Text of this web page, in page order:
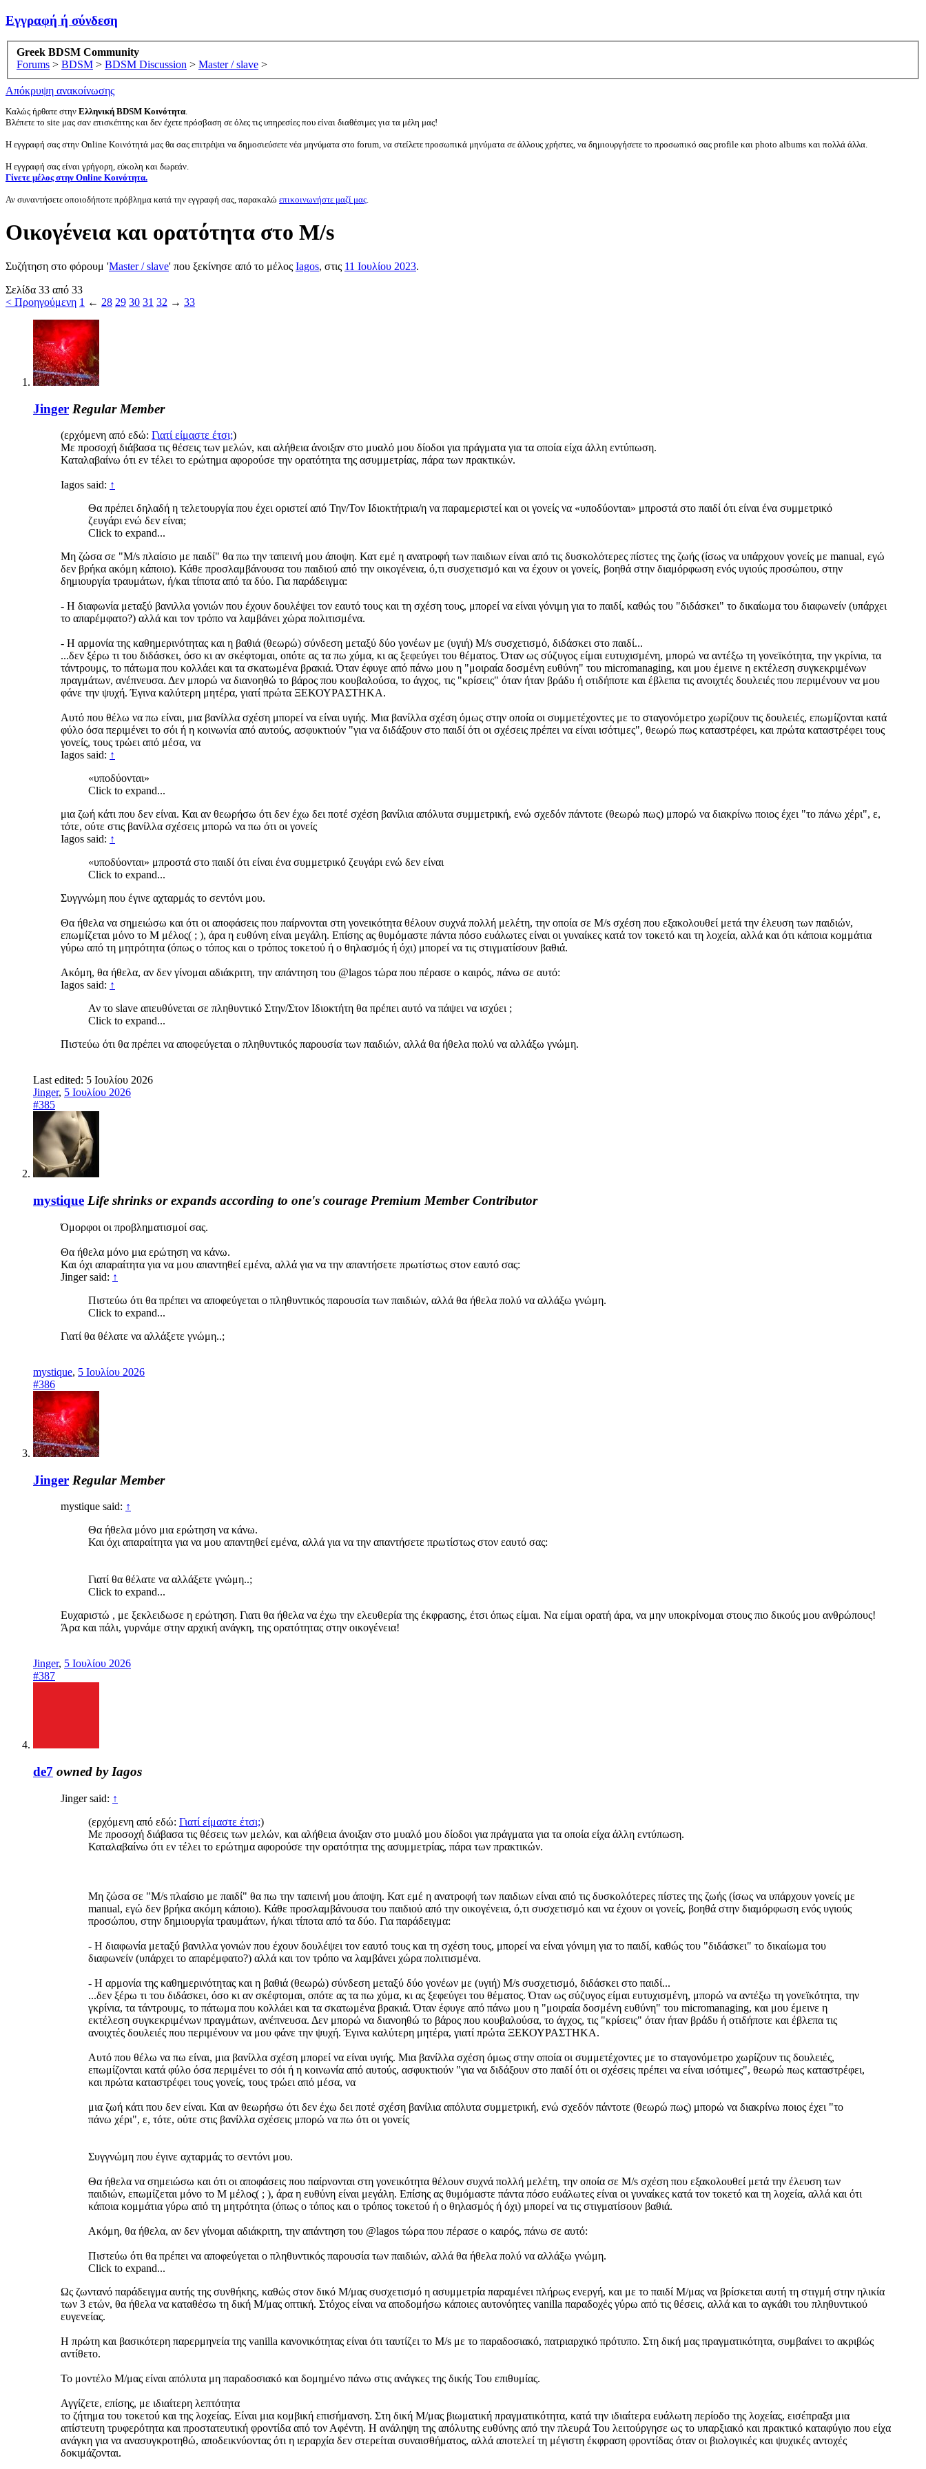
Εγγραφή ή σύνδεση
Greek BDSM Community
Forums > BDSM > BDSM Discussion > Master / slave >
Απόκρυψη ανακοίνωσης
Καλώς ήρθατε στην Ελληνική BDSM Κοινότητα.
Βλέπετε το site μας σαν επισκέπτης και δεν έχετε πρόσβαση σε όλες τις υπηρεσίες που είναι διαθέσιμες για τα μέλη μας!
Η εγγραφή σας στην Online Κοινότητά μας θα σας επιτρέψει να δημοσιεύσετε νέα μηνύματα στο forum, να στείλετε προσωπικά μηνύματα σε άλλους χρήστες, να δημιουργήσετε το προσωπικό σας profile και photo albums και πολλά άλλα.
Η εγγραφή σας είναι γρήγορη, εύκολη και δωρεάν.
Γίνετε μέλος στην Online Κοινότητα.
Αν συναντήσετε οποιοδήποτε πρόβλημα κατά την εγγραφή σας, παρακαλώ επικοινωνήστε μαζί μας.
Οικογένεια και ορατότητα στο M/s
Συζήτηση στο φόρουμ 'Master / slave' που ξεκίνησε από το μέλος Iagos, στις 11 Ιουλίου 2023.
Σελίδα 33 από 33
< Προηγούμενη 1 ← 28 29 30 31 32 → 33
Jinger Regular Member
(ερχόμενη από εδώ: Γιατί είμαστε έτσι;)
Με προσοχή διάβασα τις θέσεις των μελών, και αλήθεια άνοιξαν στο μυαλό μου δίοδοι για πράγματα για τα οποία είχα άλλη εντύπωση.
Καταλαβαίνω ότι εν τέλει το ερώτημα αφορούσε την ορατότητα της ασυμμετρίας, πάρα των πρακτικών.
Iagos said: ↑
Θα πρέπει δηλαδή η τελετουργία που έχει οριστεί από Την/Τον Ιδιοκτήτρια/η να παραμεριστεί και οι γονείς να «υποδύονται» μπροστά στο παιδί ότι είναι ένα συμμετρικό
ζευγάρι ενώ δεν είναι;
Click to expand...
Μη ζώσα σε "M/s πλαίσιο με παιδί" θα πω την ταπεινή μου άποψη. Κατ εμέ η ανατροφή των παιδιων είναι από τις δυσκολότερες πίστες της ζωής (ίσως να υπάρχουν γονείς με manual, εγώ
δεν βρήκα ακόμη κάποιο). Κάθε προσλαμβάνουσα του παιδιού από την οικογένεια, ό,τι συσχετισμό και να έχουν οι γονείς, βοηθά στην διαμόρφωση ενός υγιούς προσώπου, στην
δημιουργία τραυμάτων, ή/και τίποτα από τα δύο. Για παράδειγμα:
- Η διαφωνία μεταξύ βανιλλα γονιών που έχουν δουλέψει τον εαυτό τους και τη σχέση τους, μπορεί να είναι γόνιμη για το παιδί, καθώς του "διδάσκει" το δικαίωμα του διαφωνείν (υπάρχει
το απαρέμφατο?) αλλά και τον τρόπο να λαμβάνει χώρα πολιτισμένα.
- Η αρμονία της καθημερινότητας και η βαθιά (θεωρώ) σύνδεση μεταξύ δύο γονέων με (υγιή) M/s συσχετισμό, διδάσκει στο παιδί...
...δεν ξέρω τι του διδάσκει, όσο κι αν σκέφτομαι, οπότε ας τα πω χύμα, κι ας ξεφεύγει του θέματος. Όταν ως σύζυγος είμαι ευτυχισμένη, μπορώ να αντέξω τη γονεϊκότητα, την γκρίνια, τα
τάντρουμς, το πάτωμα που κολλάει και τα σκατωμένα βρακιά. Όταν έφυγε από πάνω μου η "μοιραία δοσμένη ευθύνη" του micromanaging, και μου έμεινε η εκτέλεση συγκεκριμένων
πραγμάτων, ανέπνευσα. Δεν μπορώ να διανοηθώ το βάρος που κουβαλούσα, το άγχος, τις "κρίσεις" όταν ήταν βράδυ ή οτιδήποτε και έβλεπα τις ανοιχτές δουλειές που περιμένουν να μου
φάνε την ψυχή. Έγινα καλύτερη μητέρα, γιατί πρώτα ΞΕΚΟΥΡΑΣΤΗΚΑ.
Αυτό που θέλω να πω είναι, μια βανίλλα σχέση μπορεί να είναι υγιής. Μια βανίλλα σχέση όμως στην οποία οι συμμετέχοντες με το σταγονόμετρο χωρίζουν τις δουλειές, επωμίζονται κατά
φύλο όσα περιμένει το σόι ή η κοινωνία από αυτούς, ασφυκτιούν "για να διδάξουν στο παιδί ότι οι σχέσεις πρέπει να είναι ισότιμες", θεωρώ πως καταστρέφει, και πρώτα καταστρέφει τους
γονείς, τους τρώει από μέσα, να
Iagos said: ↑
«υποδύονται»
Click to expand...
μια ζωή κάτι που δεν είναι. Και αν θεωρήσω ότι δεν έχω δει ποτέ σχέση βανίλια απόλυτα συμμετρική, ενώ σχεδόν πάντοτε (θεωρώ πως) μπορώ να διακρίνω ποιος έχει "το πάνω χέρι", ε,
τότε, ούτε στις βανίλλα σχέσεις μπορώ να πω ότι οι γονείς
Iagos said: ↑
«υποδύονται» μπροστά στο παιδί ότι είναι ένα συμμετρικό ζευγάρι ενώ δεν είναι
Click to expand...
Συγγνώμη που έγινε αχταρμάς το σεντόνι μου.
Θα ήθελα να σημειώσω και ότι οι αποφάσεις που παίρνονται στη γονεικότητα θέλουν συχνά πολλή μελέτη, την οποία σε Μ/s σχέση που εξακολουθεί μετά την έλευση των παιδιών,
επωμίζεται μόνο το Μ μέλος( ; ), άρα η ευθύνη είναι μεγάλη. Επίσης ας θυμόμαστε πάντα πόσο ευάλωτες είναι οι γυναίκες κατά τον τοκετό και τη λοχεία, αλλά και ότι κάποια κομμάτια
γύρω από τη μητρότητα (όπως ο τόπος και ο τρόπος τοκετού ή ο θηλασμός ή όχι) μπορεί να τις στιγματίσουν βαθιά.
Ακόμη, θα ήθελα, αν δεν γίνομαι αδιάκριτη, την απάντηση του @lagos τώρα που πέρασε ο καιρός, πάνω σε αυτό:
Iagos said: ↑
Αν το slave απευθύνεται σε πληθυντικό Στην/Στον Ιδιοκτήτη θα πρέπει αυτό να πάψει να ισχύει ;
Click to expand...
Πιστεύω ότι θα πρέπει να αποφεύγεται ο πληθυντικός παρουσία των παιδιών, αλλά θα ήθελα πολύ να αλλάξω γνώμη.
Last edited: 5 Ιουλίου 2026
Jinger, 5 Ιουλίου 2026
#385
mystique Life shrinks or expands according to one's courage Premium Member Contributor
Όμορφοι οι προβληματισμοί σας.
Θα ήθελα μόνο μια ερώτηση να κάνω.
Και όχι απαραίτητα για να μου απαντηθεί εμένα, αλλά για να την απαντήσετε πρωτίστως στον εαυτό σας:
Jinger said: ↑
Πιστεύω ότι θα πρέπει να αποφεύγεται ο πληθυντικός παρουσία των παιδιών, αλλά θα ήθελα πολύ να αλλάξω γνώμη.
Click to expand...
Γιατί θα θέλατε να αλλάξετε γνώμη..;
mystique, 5 Ιουλίου 2026
#386
Jinger Regular Member
mystique said: ↑
Θα ήθελα μόνο μια ερώτηση να κάνω.
Και όχι απαραίτητα για να μου απαντηθεί εμένα, αλλά για να την απαντήσετε πρωτίστως στον εαυτό σας:
Γιατί θα θέλατε να αλλάξετε γνώμη..;
Click to expand...
Ευχαριστώ , με ξεκλειδωσε η ερώτηση. Γιατι θα ήθελα να έχω την ελευθερία της έκφρασης, έτσι όπως είμαι. Να είμαι ορατή άρα, να μην υποκρίνομαι στους πιο δικούς μου ανθρώπους!
Άρα και πάλι, γυρνάμε στην αρχική ανάγκη, της ορατότητας στην οικογένεια!
Jinger, 5 Ιουλίου 2026
#387
de7 owned by Iagos
Jinger said: ↑
(ερχόμενη από εδώ: Γιατί είμαστε έτσι;)
Με προσοχή διάβασα τις θέσεις των μελών, και αλήθεια άνοιξαν στο μυαλό μου δίοδοι για πράγματα για τα οποία είχα άλλη εντύπωση.
Καταλαβαίνω ότι εν τέλει το ερώτημα αφορούσε την ορατότητα της ασυμμετρίας, πάρα των πρακτικών.
Μη ζώσα σε "M/s πλαίσιο με παιδί" θα πω την ταπεινή μου άποψη. Κατ εμέ η ανατροφή των παιδιων είναι από τις δυσκολότερες πίστες της ζωής (ίσως να υπάρχουν γονείς με
manual, εγώ δεν βρήκα ακόμη κάποιο). Κάθε προσλαμβάνουσα του παιδιού από την οικογένεια, ό,τι συσχετισμό και να έχουν οι γονείς, βοηθά στην διαμόρφωση ενός υγιούς
προσώπου, στην δημιουργία τραυμάτων, ή/και τίποτα από τα δύο. Για παράδειγμα:
- Η διαφωνία μεταξύ βανιλλα γονιών που έχουν δουλέψει τον εαυτό τους και τη σχέση τους, μπορεί να είναι γόνιμη για το παιδί, καθώς του "διδάσκει" το δικαίωμα του
διαφωνείν (υπάρχει το απαρέμφατο?) αλλά και τον τρόπο να λαμβάνει χώρα πολιτισμένα.
- Η αρμονία της καθημερινότητας και η βαθιά (θεωρώ) σύνδεση μεταξύ δύο γονέων με (υγιή) M/s συσχετισμό, διδάσκει στο παιδί...
...δεν ξέρω τι του διδάσκει, όσο κι αν σκέφτομαι, οπότε ας τα πω χύμα, κι ας ξεφεύγει του θέματος. Όταν ως σύζυγος είμαι ευτυχισμένη, μπορώ να αντέξω τη γονεϊκότητα, την
γκρίνια, τα τάντρουμς, το πάτωμα που κολλάει και τα σκατωμένα βρακιά. Όταν έφυγε από πάνω μου η "μοιραία δοσμένη ευθύνη" του micromanaging, και μου έμεινε η
εκτέλεση συγκεκριμένων πραγμάτων, ανέπνευσα. Δεν μπορώ να διανοηθώ το βάρος που κουβαλούσα, το άγχος, τις "κρίσεις" όταν ήταν βράδυ ή οτιδήποτε και έβλεπα τις
ανοιχτές δουλειές που περιμένουν να μου φάνε την ψυχή. Έγινα καλύτερη μητέρα, γιατί πρώτα ΞΕΚΟΥΡΑΣΤΗΚΑ.
Αυτό που θέλω να πω είναι, μια βανίλλα σχέση μπορεί να είναι υγιής. Μια βανίλλα σχέση όμως στην οποία οι συμμετέχοντες με το σταγονόμετρο χωρίζουν τις δουλειές,
επωμίζονται κατά φύλο όσα περιμένει το σόι ή η κοινωνία από αυτούς, ασφυκτιούν "για να διδάξουν στο παιδί ότι οι σχέσεις πρέπει να είναι ισότιμες", θεωρώ πως καταστρέφει,
και πρώτα καταστρέφει τους γονείς, τους τρώει από μέσα, να
μια ζωή κάτι που δεν είναι. Και αν θεωρήσω ότι δεν έχω δει ποτέ σχέση βανίλια απόλυτα συμμετρική, ενώ σχεδόν πάντοτε (θεωρώ πως) μπορώ να διακρίνω ποιος έχει "το
πάνω χέρι", ε, τότε, ούτε στις βανίλλα σχέσεις μπορώ να πω ότι οι γονείς
Συγγνώμη που έγινε αχταρμάς το σεντόνι μου.
Θα ήθελα να σημειώσω και ότι οι αποφάσεις που παίρνονται στη γονεικότητα θέλουν συχνά πολλή μελέτη, την οποία σε Μ/s σχέση που εξακολουθεί μετά την έλευση των
παιδιών, επωμίζεται μόνο το Μ μέλος( ; ), άρα η ευθύνη είναι μεγάλη. Επίσης ας θυμόμαστε πάντα πόσο ευάλωτες είναι οι γυναίκες κατά τον τοκετό και τη λοχεία, αλλά και ότι
κάποια κομμάτια γύρω από τη μητρότητα (όπως ο τόπος και ο τρόπος τοκετού ή ο θηλασμός ή όχι) μπορεί να τις στιγματίσουν βαθιά.
Ακόμη, θα ήθελα, αν δεν γίνομαι αδιάκριτη, την απάντηση του @lagos τώρα που πέρασε ο καιρός, πάνω σε αυτό:
Πιστεύω ότι θα πρέπει να αποφεύγεται ο πληθυντικός παρουσία των παιδιών, αλλά θα ήθελα πολύ να αλλάξω γνώμη.
Click to expand...
Ως ζωντανό παράδειγμα αυτής της συνθήκης, καθώς στον δικό Μ/μας συσχετισμό η ασυμμετρία παραμένει πλήρως ενεργή, και με το παιδί Μ/μας να βρίσκεται αυτή τη στιγμή στην ηλικία
των 3 ετών, θα ήθελα να καταθέσω τη δική Μ/μας οπτική. Στόχος είναι να αποδομήσω κάποιες αυτονόητες vanilla παραδοχές γύρω από τις θέσεις, αλλά και το αγκάθι του πληθυντικού
ευγενείας.
Η πρώτη και βασικότερη παρερμηνεία της vanilla κανονικότητας είναι ότι ταυτίζει το M/s με το παραδοσιακό, πατριαρχικό πρότυπο. Στη δική μας πραγματικότητα, συμβαίνει το ακριβώς
αντίθετο.
Το μοντέλο Μ/μας είναι απόλυτα μη παραδοσιακό και δομημένο πάνω στις ανάγκες της δικής Του επιθυμίας.
Αγγίζετε, επίσης, με ιδιαίτερη λεπτότητα
το ζήτημα του τοκετού και της λοχείας. Είναι μια κομβική επισήμανση. Στη δική Μ/μας βιωματική πραγματικότητα, κατά την ιδιαίτερα ευάλωτη περίοδο της λοχείας, εισέπραξα μια
απίστευτη τρυφερότητα και προστατευτική φροντίδα από τον Αφέντη. Η ανάληψη της απόλυτης ευθύνης από την πλευρά Του λειτούργησε ως το υπαρξιακό και πρακτικό καταφύγιο που είχα
ανάγκη για να ανασυγκροτηθώ, αποδεικνύοντας ότι η ιεραρχία δεν στερείται συναισθήματος, αλλά αποτελεί τη μέγιστη έκφραση φροντίδας όταν οι βιολογικές και ψυχικές αντοχές
δοκιμάζονται.